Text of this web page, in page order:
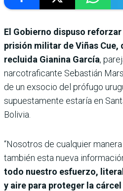
El Gobierno dispuso
prisión militar de Viñas Cue,
recluida Gianina García,
narcotraficante Sebastián
de un exsocio del prófugo
supuestamente estaría en
Bolivia.
“Nosotros de cualquier
también esta nueva
todo nuestro esfuerzo,
y aire para proteger la